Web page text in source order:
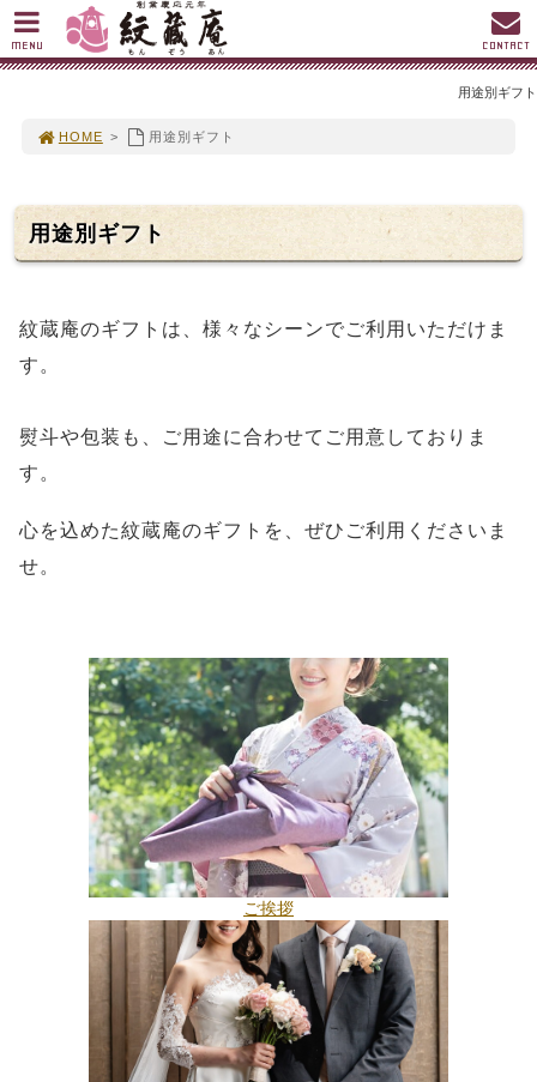
用途別ギフト
HOME > 用途別ギフト
用途別ギフト
紋蔵庵のギフトは、様々なシーンでご利用いただけま
す。
熨斗や包装も、ご用途に合わせてご用意しておりま
す。
心を込めた紋蔵庵のギフトを、ぜひご利用くださいま
せ。
ご挨拶
MENU CONTACT